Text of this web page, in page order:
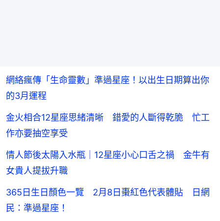
網絡瘋傳「生命靈數」準過星座！以出生日期算出你
的3月運程
金火相合12星座思緒清晰 錯愛的人斷得乾脆 忙工
作亦要抽空享受
情人節後太陽入水瓶｜12星座小心口舌之禍 金牛有
女貴人提拔升職
365日生日顏色一覽 2月8日棗紅色代表體貼 日網
民：準過星座！